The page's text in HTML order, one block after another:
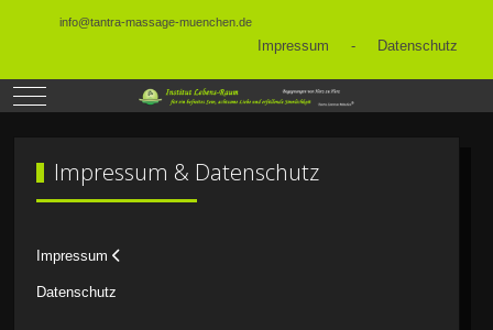
info@tantra-massage-muenchen.de
Impressum - Datenschutz
Mobile Menu Toggle
Impressum & Datenschutz
Impressum
Datenschutz